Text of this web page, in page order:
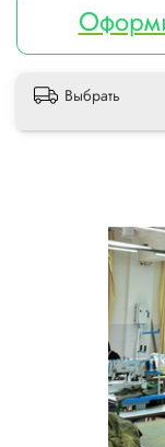
Выбрать